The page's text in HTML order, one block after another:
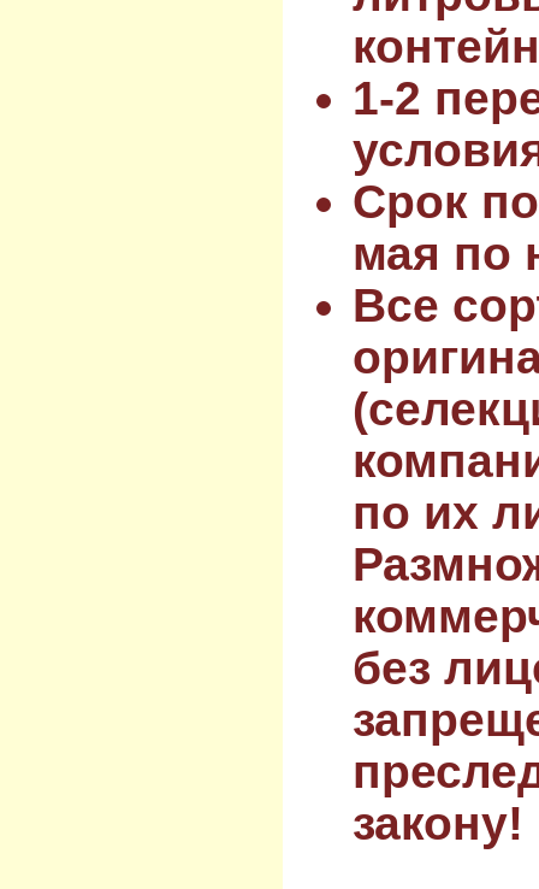
1-2
Срок
мая по
Все
по их
без
закону!